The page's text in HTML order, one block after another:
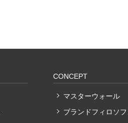
CONCEPT
マスターウォール
ブランドフィロソフ